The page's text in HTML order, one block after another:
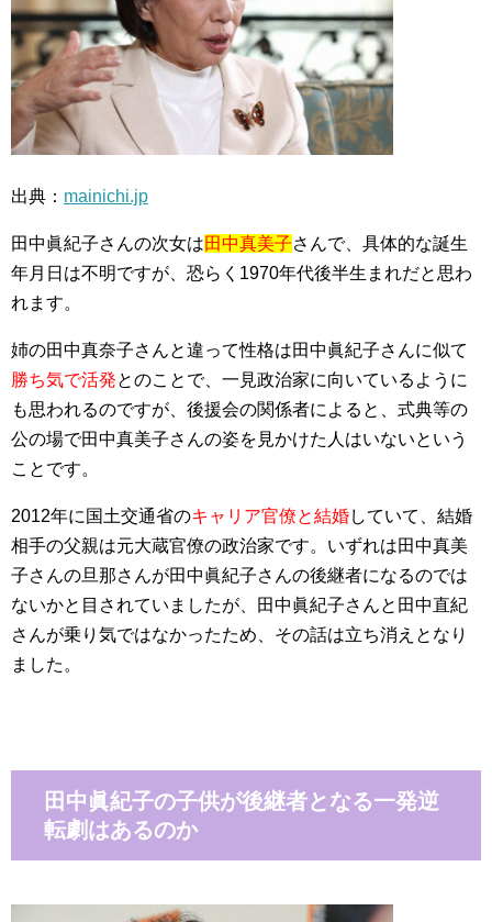
出典： mainichi.jp
田中眞紀子さんの次女は田中真美子さんで、具体的な誕生
年月日は不明ですが、恐らく1970年代後半生まれだと思わ
れます。
姉の田中真奈子さんと違って性格は田中眞紀子さんに似て
勝ち気で活発とのことで、一見政治家に向いているように
も思われるのですが、後援会の関係者によると、式典等の
公の場で田中真美子さんの姿を見かけた人はいないという
ことです。
2012年に国土交通省のキャリア官僚と結婚していて、結婚
相手の父親は元大蔵官僚の政治家です。いずれは田中真美
子さんの旦那さんが田中眞紀子さんの後継者になるのでは
ないかと目されていましたが、田中眞紀子さんと田中直紀
さんが乗り気ではなかったため、その話は立ち消えとなり
ました。
田中眞紀子の子供が後継者となる一発逆
転劇はあるのか